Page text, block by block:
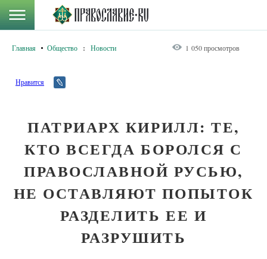
Главная Общество : Новости 1 050 просмотров
Нравится
ПАТРИАРХ КИРИЛЛ: ТЕ,
КТО ВСЕГДА БОРОЛСЯ С
ПРАВОСЛАВНОЙ РУСЬЮ,
НЕ ОСТАВЛЯЮТ ПОПЫТОК
РАЗДЕЛИТЬ ЕЕ И
РАЗРУШИТЬ